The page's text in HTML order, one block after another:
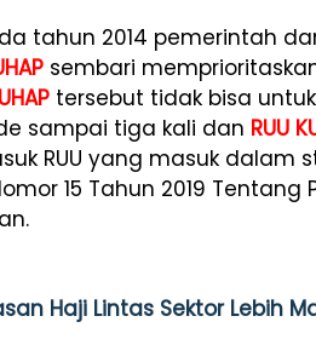
tahun 2014 pemerintah
sembari
tersebut tidak bisa
sampai tiga kali dan RUU
RUU yang masuk dalam
15 Tahun 2019
Haji Lintas Sektor Lebih